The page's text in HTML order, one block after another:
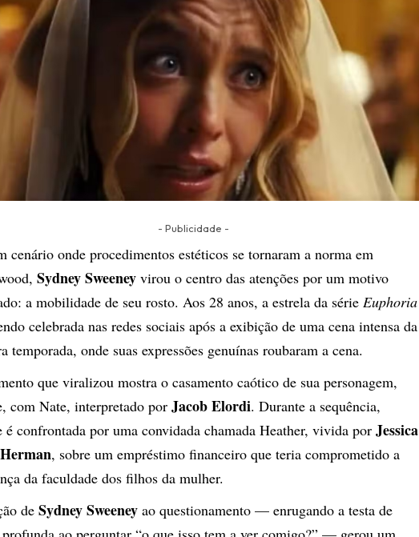
- Publicidade -
cenário onde procedimentos estéticos se tornaram a norma em
Sydney Sweeney virou o centro das atenções por um motivo
a mobilidade de seu rosto. Aos 28 anos, a estrela da série Euphoria
celebrada nas redes sociais após a exibição de uma cena intensa da
temporada, onde suas expressões genuínas roubaram a cena.
que viralizou mostra o casamento caótico de sua personagem,
com Nate, interpretado por Jacob Elordi. Durante a sequência,
é confrontada por uma convidada chamada Heather, vivida por Jessica
, sobre um empréstimo financeiro que teria comprometido a
da faculdade dos filhos da mulher.
de Sydney Sweeney ao questionamento — enrugando a testa de